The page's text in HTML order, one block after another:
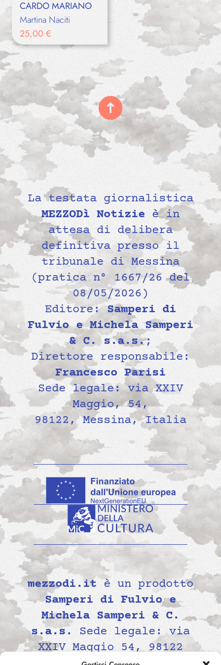
CARDO MARIANO
Martina Naciti
25,00 €
La testata giornalistica
MEZZODì Notizie è in
attesa di delibera
definitiva presso il
tribunale di Messina
(pratica n° 1667/26 del
08/05/2026)
Editore:Samperi di
Fulvio e Michela Samperi
& C. s.a.s.;
Direttore responsabile:
Francesco Parisi
Sede legale: via XXIV
Maggio, 54,
98122, Messina, Italia
mezzodi.it è un prodotto
Samperi di Fulvio e
Michela Samperi & C.
s.a.s.
Sede legale: via
XXIV Maggio 54, 98122